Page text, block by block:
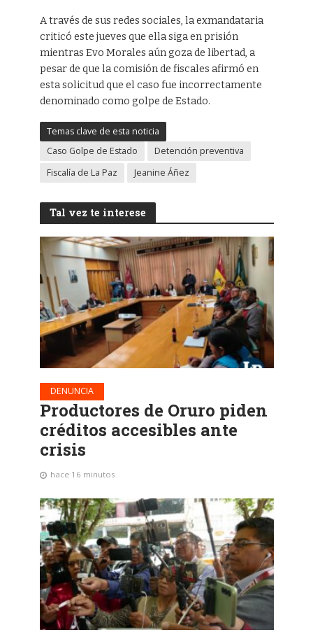
A través de sus redes sociales, la exmandataria
criticó este jueves que ella siga en prisión
mientras Evo Morales aún goza de libertad, a
pesar de que la comisión de fiscales afirmó en
esta solicitud que el caso fue incorrectamente
denominado como golpe de Estado.
Temas clave de esta noticia
Caso Golpe de Estado
Detención preventiva
Fiscalía de La Paz
Jeanine Áñez
Tal vez te interese
DENUNCIA
Productores de Oruro piden
créditos accesibles ante
crisis
hace 16 minutos